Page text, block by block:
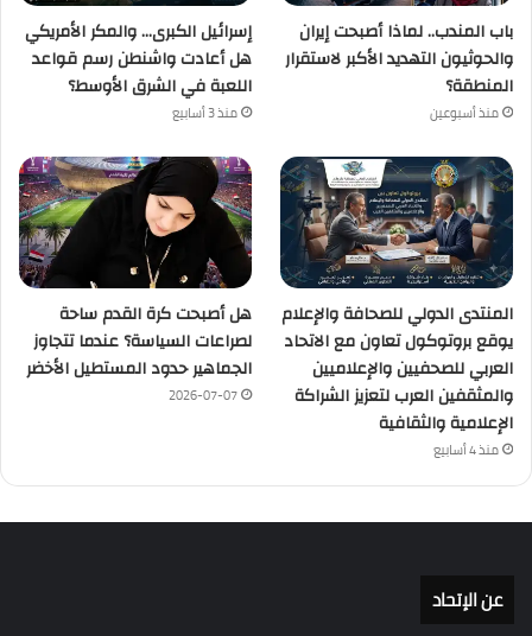
باب المندب.. لماذا أصبحت إيران
والحوثيون التهديد الأكبر لاستقرار
المنطقة؟
منذ أسبوعين
إسرائيل الكبرى… والمكر الأمريكي
هل أعادت واشنطن رسم قواعد
اللعبة في الشرق الأوسط؟
منذ 3 أسابيع
المنتدى الدولي للصحافة والإعلام
يوقع بروتوكول تعاون مع الاتحاد
العربي للصحفيين والإعلاميين
والمثقفين العرب لتعزيز الشراكة
الإعلامية والثقافية
منذ 4 أسابيع
هل أصبحت كرة القدم ساحة
لصراعات السياسة؟ عندما تتجاوز
الجماهير حدود المستطيل الأخضر
2026-07-07
عن الإتحاد